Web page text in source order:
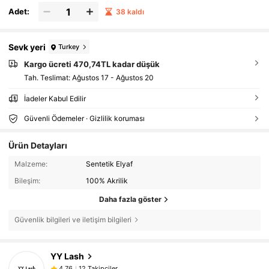
Adet: 38 kaldı
Sevk yeri Turkey
Kargo ücreti 470,74TL kadar düşük
Tah. Teslimat: Ağustos 17 - Ağustos 20
İadeler Kabul Edilir
Güvenli Ödemeler · Gizlilik koruması
Ürün Detayları
Malzeme:
Sentetik Elyaf
Bileşim:
100% Akrilik
Daha fazla göster
Güvenlik bilgileri ve iletişim bilgileri
YY Lash
4,76
12 Takipçiler